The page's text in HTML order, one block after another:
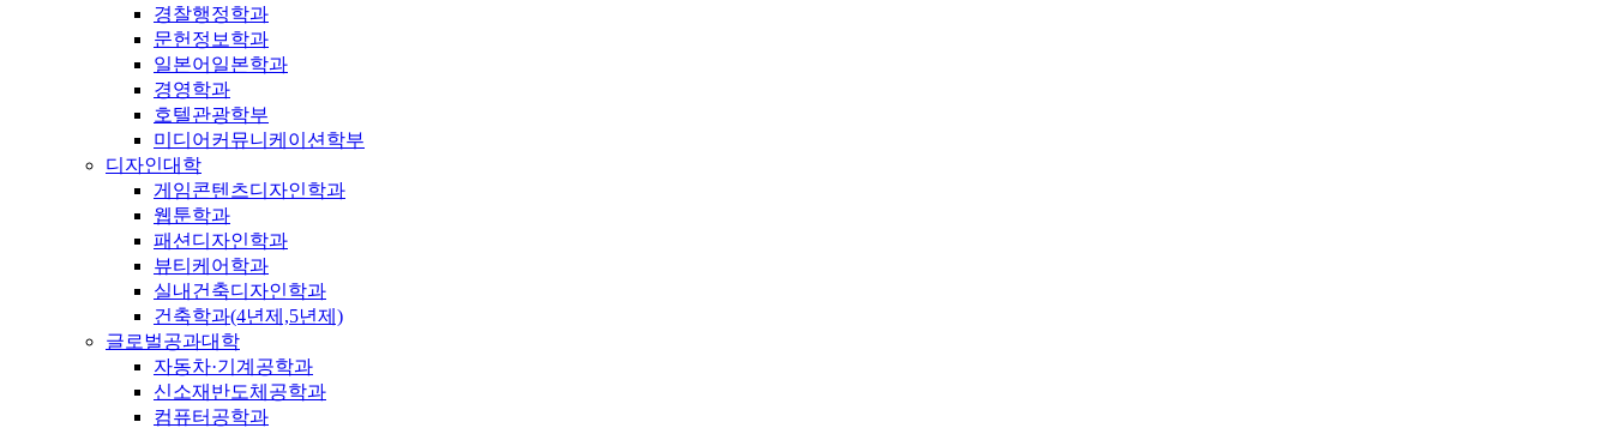
경찰행정학과
문헌정보학과
일본어일본학과
경영학과
호텔관광학부
미디어커뮤니케이션학부
디자인대학
게임콘텐츠디자인학과
웹툰학과
패션디자인학과
뷰티케어학과
실내건축디자인학과
건축학과(4년제,5년제)
글로벌공과대학
자동차·기계공학과
신소재반도체공학과
컴퓨터공학과